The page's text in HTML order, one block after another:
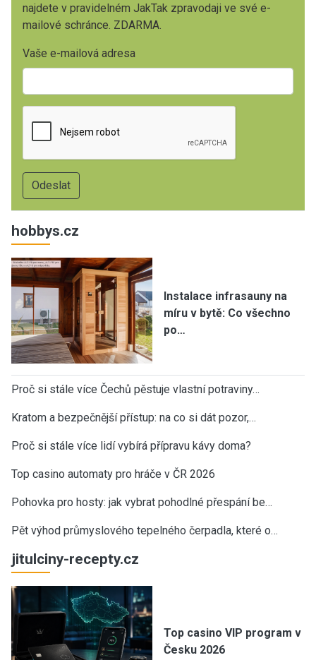
najdete v pravidelném JakTak zpravodaji ve své e-
mailové schránce. ZDARMA.
Vaše e-mailová adresa
hobbys.cz
Instalace infrasauny na
míru v bytě: Co všechno
po…
Proč si stále více Čechů pěstuje vlastní potraviny…
Kratom a bezpečnější přístup: na co si dát pozor,…
Proč si stále více lidí vybírá přípravu kávy doma?
Top casino automaty pro hráče v ČR 2026
Pohovka pro hosty: jak vybrat pohodlné přespání be…
Pět výhod průmyslového tepelného čerpadla, které o…
jitulciny-recepty.cz
Top casino VIP program v
Česku 2026